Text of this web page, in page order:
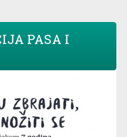
PASA I